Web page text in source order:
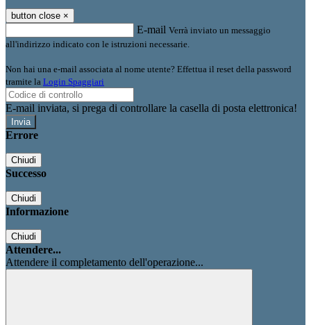
button close ×
E-mail Verrà inviato un messaggio
all'indirizzo indicato con le istruzioni necessarie.
Non hai una e-mail associata al nome utente? Effettua il reset della password
tramite la Login Spaggiari
E-mail inviata, si prega di controllare la casella di posta elettronica!
Errore
Chiudi
Successo
Chiudi
Informazione
Chiudi
Attendere...
Attendere il completamento dell'operazione...